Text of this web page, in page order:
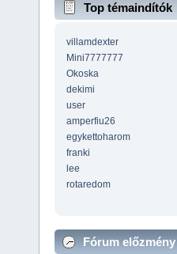
Top témaindítók
villamdexter
Mini7777777
Okoska
dekimi
user
amperfiu26
egykettoharom
franki
lee
rotaredom
Fórum